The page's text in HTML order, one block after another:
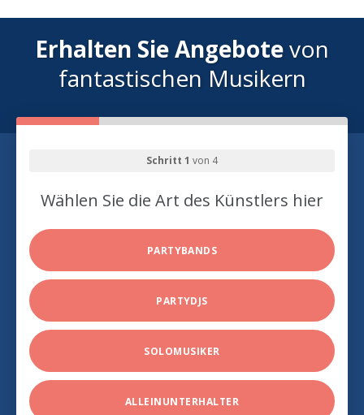
Erhalten Sie Angebotevon
fantastischen Musikern
Schritt 1 von 4
Wählen Sie die Art des Künstlers hier
PARTYBANDS
PARTYDJS
SOLOMUSIKER
ALLEINUNTERHALTER